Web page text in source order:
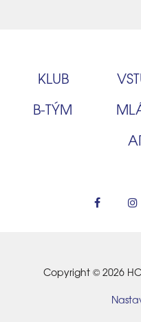
KLUB
B‑TÝM
Copyright © 2026